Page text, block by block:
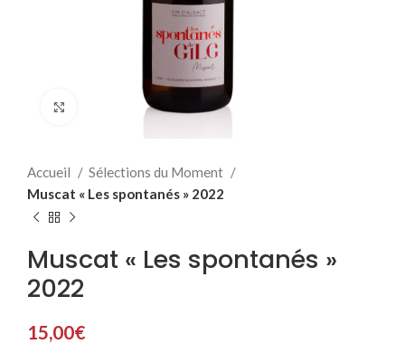
Click to enlarge
Accueil
Sélections du Moment
Muscat « Les spontanés » 2022
Muscat « Les spontanés »
2022
15,00€